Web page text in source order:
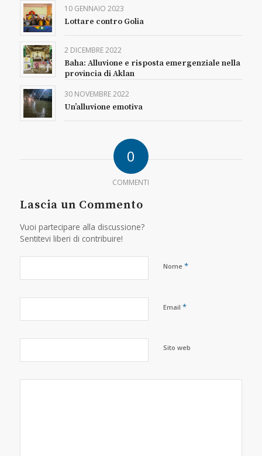
10 GENNAIO 2023
Lottare contro Golia
2 DICEMBRE 2022
Baha: Alluvione e risposta emergenziale nella
provincia di Aklan
30 NOVEMBRE 2022
Un’alluvione emotiva
0
COMMENTI
Lascia un Commento
Vuoi partecipare alla discussione?
Sentitevi liberi di contribuire!
Nome *
Email *
Sito web